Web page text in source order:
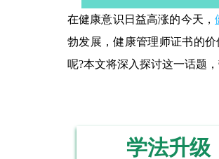
在健康意识日益高涨的今天，
勃发展，健康管理师证书的
呢?本文将深入探讨这一话题
学法升级